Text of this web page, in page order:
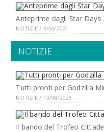
Anteprime dagli Star Days
NOTIZIE / 9/04/2021
NOTIZIE
Tutti pronti per Godzilla
NOTIZIE / 10/08/2026
Il bando del Trofeo